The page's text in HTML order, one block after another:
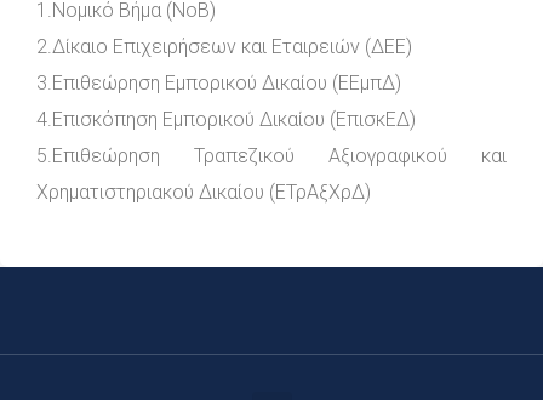
1.Νομικό Βήμα (ΝοΒ)
2.Δίκαιο Επιχειρήσεων και Εταιρειών (ΔΕΕ)
3.Επιθεώρηση Εμπορικού Δικαίου (ΕΕμπΔ)
4.Επισκόπηση Εμπορικού Δικαίου (ΕπισκΕΔ)
5.Επιθεώρηση Τραπεζικού Αξιογραφικού και
Χρηματιστηριακού Δικαίου (ΕΤρΑξΧρΔ)